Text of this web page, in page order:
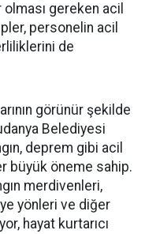
gereken acil
personelin acil
de
görünür şekilde
Belediyesi
deprem gibi acil
büyük öneme sahip.
merdivenleri,
yönleri ve diğer
hayat kurtarıcı